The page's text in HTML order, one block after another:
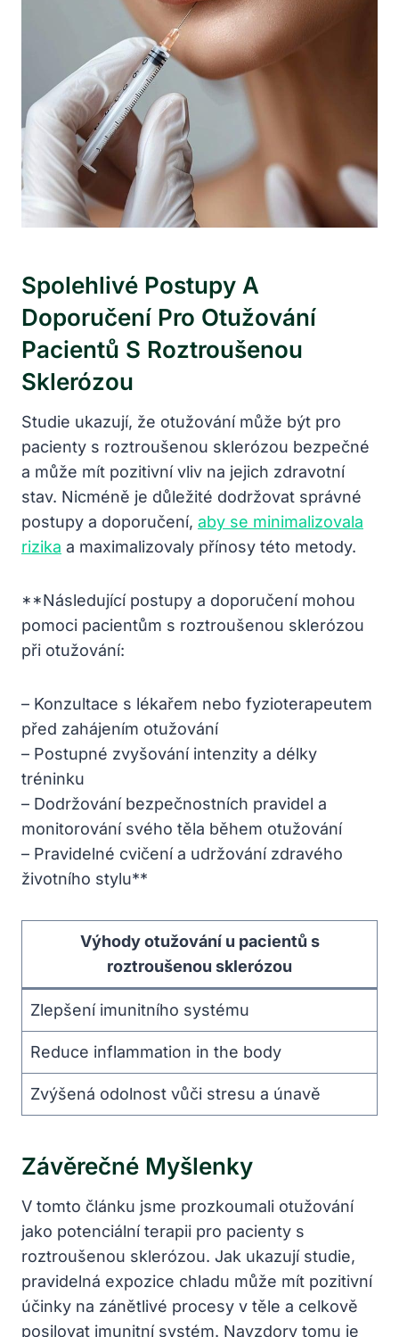
Spolehlivé Postupy A
Doporučení Pro Otužování
Pacientů S Roztroušenou
Sklerózou
Studie ukazují, že otužování může být pro
pacienty s roztroušenou sklerózou bezpečné
a může mít pozitivní vliv na jejich zdravotní
stav. Nicméně je důležité dodržovat správné
postupy a doporučení, aby se minimalizovala
rizika a maximalizovaly přínosy této metody.
**Následující postupy a doporučení mohou
pomoci pacientům s roztroušenou sklerózou
při otužování:
– Konzultace s lékařem nebo fyzioterapeutem
před zahájením otužování
– Postupné zvyšování intenzity a délky
tréninku
– Dodržování bezpečnostních pravidel a
monitorování svého těla během otužování
– Pravidelné cvičení a udržování zdravého
životního stylu**
Výhody otužování u pacientů s
roztroušenou sklerózou
Zlepšení imunitního systému
Reduce inflammation in the body
Zvýšená odolnost vůči stresu a únavě
Závěrečné Myšlenky
V tomto článku jsme prozkoumali otužování
jako potenciální terapii pro pacienty s
roztroušenou sklerózou. Jak ukazují studie,
pravidelná expozice chladu může mít pozitivní
účinky na zánětlivé procesy v těle a celkově
posilovat imunitní systém. Navzdory tomu je